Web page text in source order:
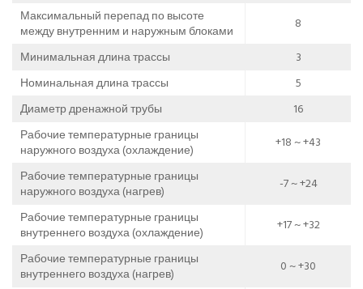
Максимальный перепад по высоте
между внутренним и наружным блоками
8
Минимальная длина трассы
3
Номинальная длина трассы
5
Диаметр дренажной трубы
16
Рабочие температурные границы
наружного воздуха (охлаждение)
+18 ~ +43
Рабочие температурные границы
наружного воздуха (нагрев)
-7 ~ +24
Рабочие температурные границы
внутреннего воздуха (охлаждение)
+17 ~ +32
Рабочие температурные границы
внутреннего воздуха (нагрев)
0 ~ +30